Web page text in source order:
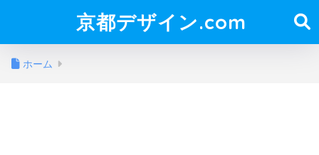
京都デザイン.com
ホーム